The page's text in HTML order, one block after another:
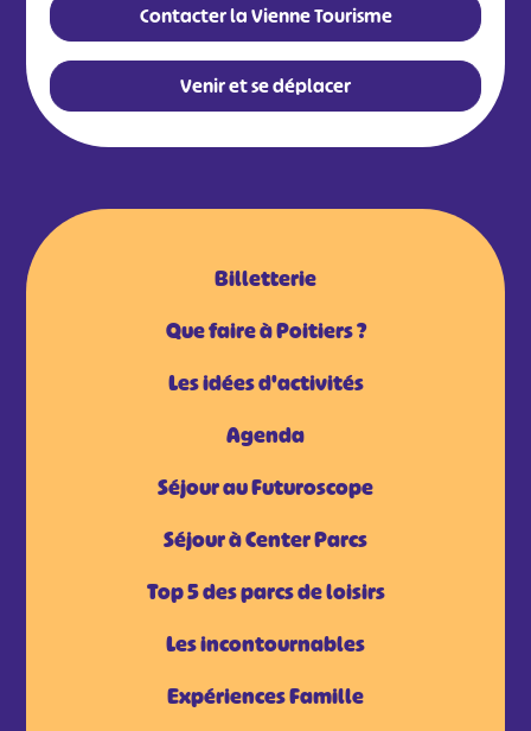
Contacter la Vienne Tourisme
Venir et se déplacer
Billetterie
Que faire à Poitiers ?
Les idées d'activités
Agenda
Séjour au Futuroscope
Séjour à Center Parcs
Top 5 des parcs de loisirs
Les incontournables
Expériences Famille